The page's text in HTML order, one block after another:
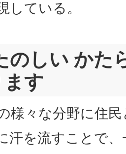
している。
のしい かた
す
様々な分野に住
汗を流すことで